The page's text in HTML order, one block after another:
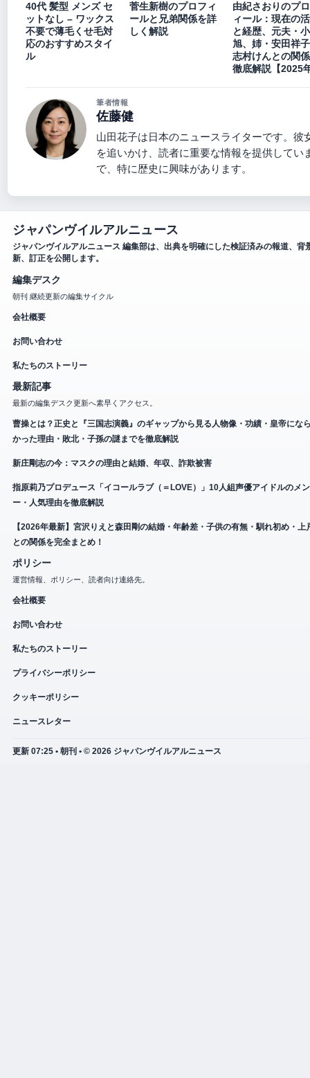
40代 髪型 メンズ セ
ットなし – ワックス
不要で薄毛くせ毛対
応のおすすめスタイ
ル
菅生新樹のプロフィ
ールと兄弟関係を詳
しく解説
由紀さおりのプ
ィール：現在の
と経歴、元夫・
旭、姉・安田祥
志村けんとの関
徹底解説【2025
筆者情報
佐藤健
山田花子は日本のニュースライターです。彼
を追いかけ、読者に重要な情報を提供してい
で、特に歴史に興味があります。
ジャパンヴイルアルニュース
ジャパンヴイルアルニュース 編集部は、出典を明確にした検証済みの報道、背
新、訂正を公開します。
編集デスク
朝刊 継続更新の編集サイクル
会社概要
お問い合わせ
私たちのストーリー
最新記事
最新の編集デスク更新へ素早くアクセス。
曹操とは？正史と『三国志演義』のギャップから見る人物像・功績・皇帝にな
かった理由・敗北・子孫の謎までを徹底解説
新庄剛志の今：マスクの理由と結婚、年収、詐欺被害
指原莉乃プロデュース「イコールラブ（＝LOVE）」10人組声優アイドルのメ
ー・人気理由を徹底解説
【2026年最新】宮沢りえと森田剛の結婚・年齢差・子供の有無・馴れ初め・上
との関係を完全まとめ！
ポリシー
運営情報、ポリシー、読者向け連絡先。
会社概要
お問い合わせ
私たちのストーリー
プライバシーポリシー
クッキーポリシー
ニュースレター
更新 07:25 • 朝刊 • © 2026 ジャパンヴイルアルニュース